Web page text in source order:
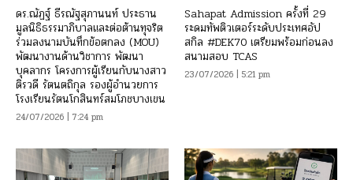
ดร.ณัฏฐ์ ธีรณัฐสุภานนท์ ประธาน
มูลนิธิธรรมาภิบาลและต่อต้านทุจริต
ร่วมลงนามบันทึกข้อตกลง (MOU)
พัฒนางานด้านวิชาการ พัฒนา
บุคลากร โครงการผู้เรียนกับนางสาว
ติรวดี รัตนตถิกุล รองผู้อำนวยการ
โรงเรียนรัตนโกสินทร์สมโภชบางเขน
24/07/2026 | 7:24 pm
Sahapat Admission ครั้งที่ 29
ระดมทัพติวเตอร์ระดับประเทศอัป
สกิล #DEK70 เตรียมพร้อมก่อนลง
สนามสอบ TCAS
23/07/2026 | 5:21 pm